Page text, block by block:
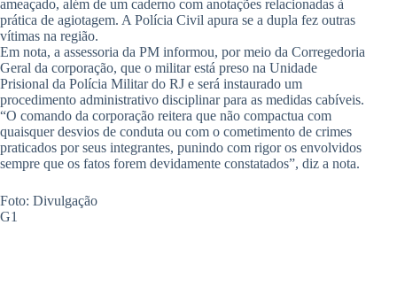
ameaçado, além de um caderno com anotações relacionadas à
prática de agiotagem. A Polícia Civil apura se a dupla fez outras
vítimas na região.
Em nota, a assessoria da PM informou, por meio da Corregedoria
Geral da corporação, que o militar está preso na Unidade
Prisional da Polícia Militar do RJ e será instaurado um
procedimento administrativo disciplinar para as medidas cabíveis.
“O comando da corporação reitera que não compactua com
quaisquer desvios de conduta ou com o cometimento de crimes
praticados por seus integrantes, punindo com rigor os envolvidos
sempre que os fatos forem devidamente constatados”, diz a nota.
Foto: Divulgação
G1